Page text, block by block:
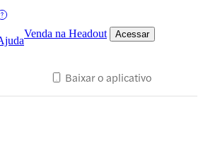
Venda na Headout Acessar
Baixar o aplicativo